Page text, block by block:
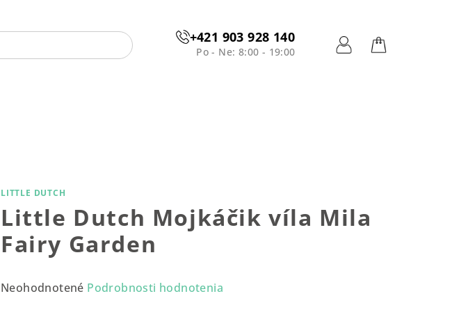
+421 903 928 140
Po - Ne: 8:00 - 19:00
LITTLE DUTCH
Little Dutch Mojkáčik víla Mila
Fairy Garden
Priemerné
Neohodnotené Podrobnosti hodnotenia